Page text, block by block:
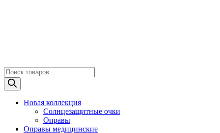
Поиск
товаров
Новая коллекция
Солнцезащитные очки
Оправы
Оправы медицинские